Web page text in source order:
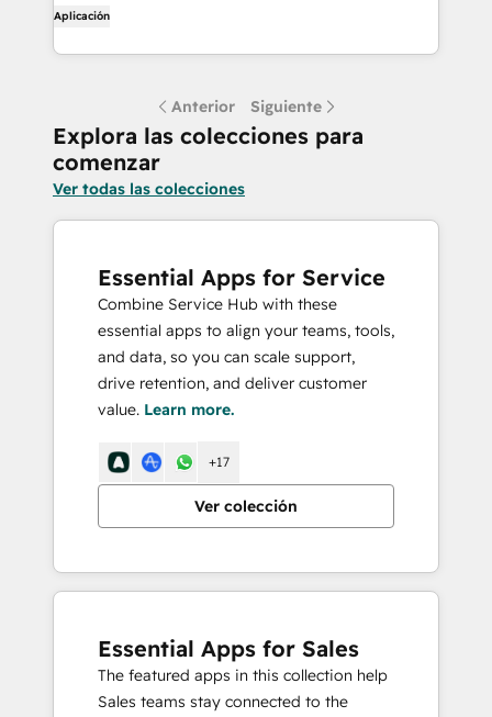
Aplicación
Anterior Siguiente
Explora las colecciones para
comenzar
Ver todas las colecciones
Essential Apps for Service
Combine Service Hub with these
essential apps to align your teams, tools,
and data, so you can scale support,
drive retention, and deliver customer
value. Learn more.
Ver colección
+17
Essential Apps for Sales
The featured apps in this collection help
Sales teams stay connected to the